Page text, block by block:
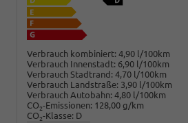
Verbrauch kombiniert: 4,90 l/100km
Verbrauch Innenstadt: 6,90 l/100km
Verbrauch Stadtrand: 4,70 l/100km
Verbrauch Landstraße: 3,90 l/100km
Verbrauch Autobahn: 4,80 l/100km
CO2-Emissionen: 128,00 g/km
CO2-Klasse: D